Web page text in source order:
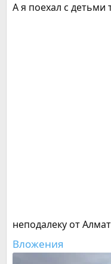
А я поехал с детьми
неподалеку от
Вложения